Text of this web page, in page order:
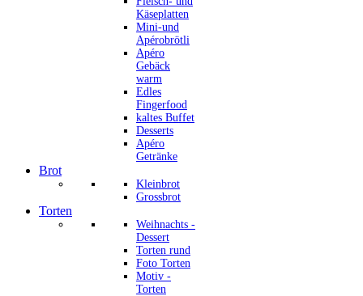
Käseplatten
Mini-und
Apérobrötli
Apéro
Gebäck
warm
Edles
Fingerfood
kaltes Buffet
Desserts
Apéro
Getränke
Brot
Kleinbrot
Grossbrot
Torten
Weihnachts -
Dessert
Torten rund
Foto Torten
Motiv -
Torten